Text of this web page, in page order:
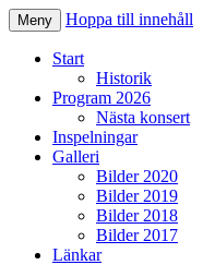
Karlshamns
Meny Hoppa till innehåll
Start
Historik
Program 2026
Nästa konsert
Inspelningar
Galleri
Bilder 2020
Bilder 2019
Bilder 2018
Bilder 2017
Länkar